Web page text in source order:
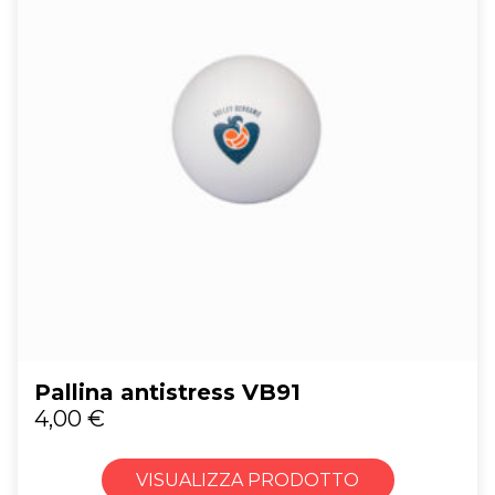
Pallina antistress VB91
4,00 €
VISUALIZZA PRODOTTO